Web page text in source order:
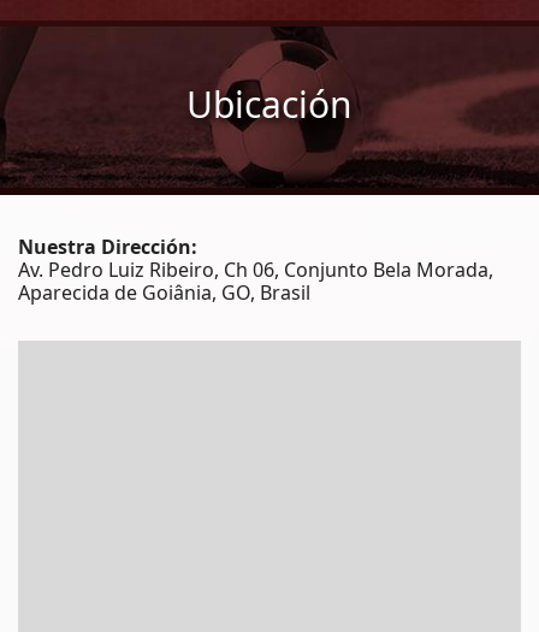
Ubicación
Nuestra Dirección:
Av. Pedro Luiz Ribeiro, Ch 06, Conjunto Bela Morada,
Aparecida de Goiânia, GO, Brasil